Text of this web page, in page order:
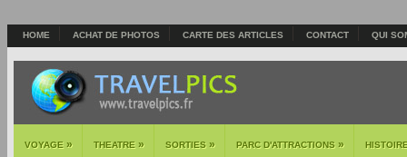
HOME ACHAT DE PHOTOS CARTE DES ARTICLES CONTACT QUI
VOYAGE » THEATRE » SORTIES » PARC D'ATTRACTIONS »